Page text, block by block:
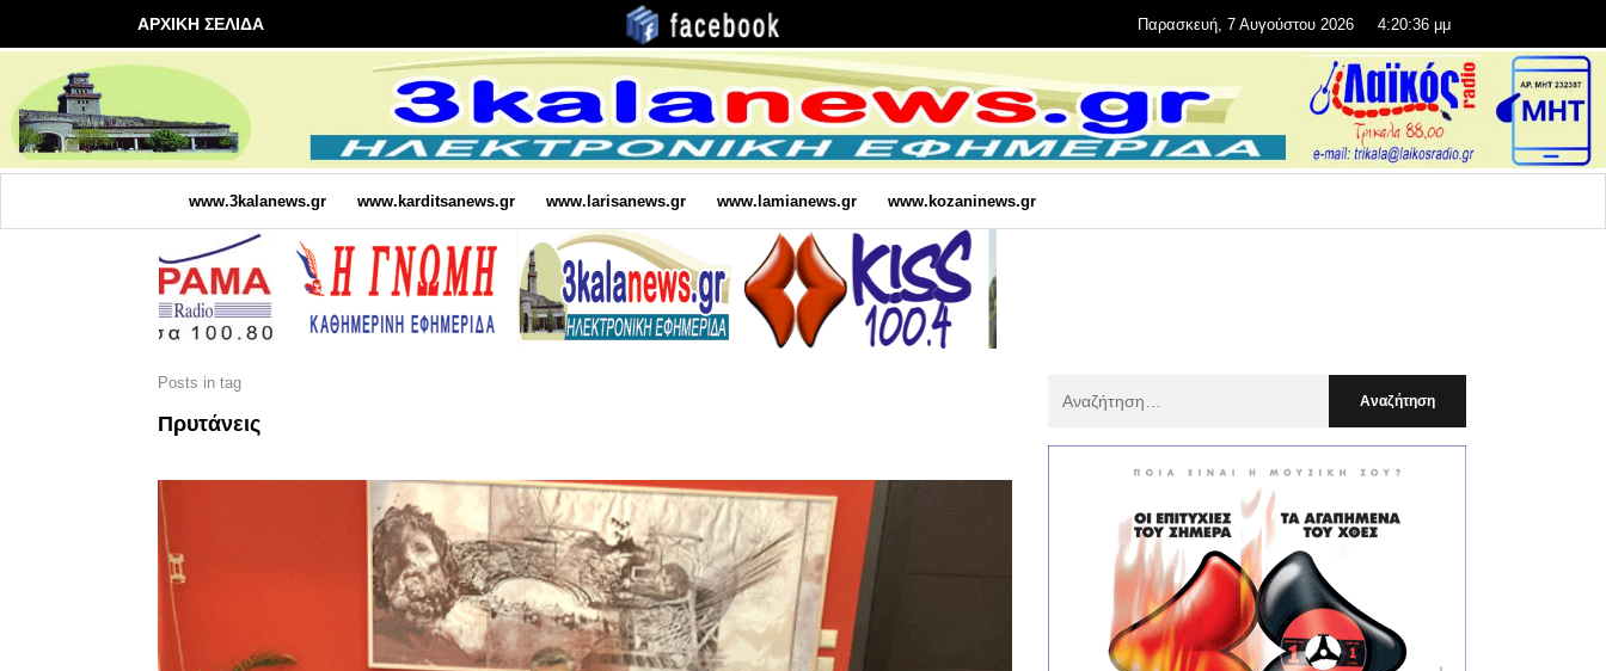
ΑΡΧΙΚΗ ΣΕΛΙΔΑ Παρασκευή, 7 Αυγούστου 2026 4:20:37 μμ
www.3kalanews.gr www.karditsanews.gr www.larisanews.gr www.lamianews.gr www.kozaninews.gr
Posts in tag
Πρυτάνεις
: